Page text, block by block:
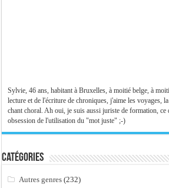
Sylvie, 46 ans, habitant à Bruxelles, à moitié belge, à
lecture et de l'écriture de chroniques, j'aime les voyages,
chant choral. Ah oui, je suis aussi juriste de formation, ce
obsession de l'utilisation du "mot juste" ;-)
Catégories
Autres genres (232)